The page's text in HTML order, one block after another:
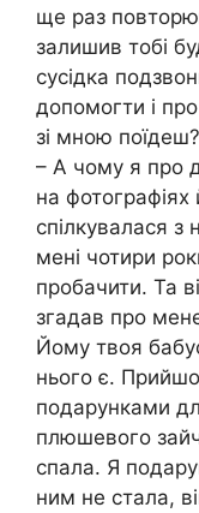
ще раз
залишив тобі
сусідка
допомогти і
зі мною
– А чому я про
на
спілкувалася
мені чотири
пробачити. Та
згадав про
Йому твоя
нього є.
подарунками
плюшевого
спала. Я
ним не стала,